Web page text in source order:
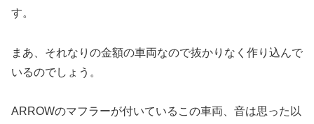
す。
まあ、それなりの金額の車両なので抜かりなく作り込んで
いるのでしょう。
ARROWのマフラーが付いているこの車両、音は思った以